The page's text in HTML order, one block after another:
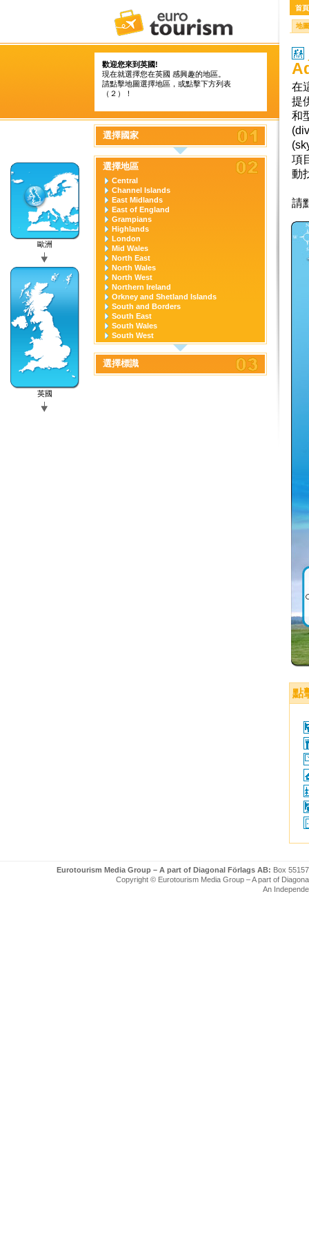
歡迎您來到英國!
現在就選擇您在英國 感興趣的地區。
請點擊地圖選擇地區，或點擊下方列表
（２）！
歐洲
英國
選擇國家
選擇地區
Central
Channel Islands
East Midlands
East of England
Grampians
Highlands
London
Mid Wales
North East
North Wales
North West
Northern Ireland
Orkney and Shetland Islands
South and Borders
South East
South Wales
South West
West Midlands
Yorkshire and the Humber
選擇標識
首頁
地圖
在
提
和
項
動
請
點
Eurotourism Media Group – A part of Diagonal Förlags AB: Box
Copyright © Eurotourism Media Group – A part of
An